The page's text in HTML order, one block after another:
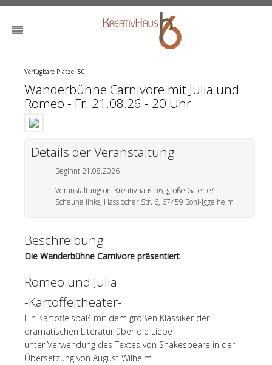
Verfügbare Plätze: 50
Wanderbühne Carnivore mit Julia und
Romeo - Fr. 21.08.26 - 20 Uhr
Details der Veranstaltung
Beginnt:21.08.2026
Veranstaltungsort:Kreativhaus h6, große Galerie/
Scheune links, Hasslocher Str. 6, 67459 Böhl-Iggelheim
Beschreibung
Die Wanderbühne Carnivore präsentiert
Romeo und Julia
-Kartoffeltheater-
Ein Kartoffelspaß mit dem großen Klassiker der
dramatischen Literatur über die Liebe
unter Verwendung des Textes von Shakespeare in der
Übersetzung von August Wilhelm